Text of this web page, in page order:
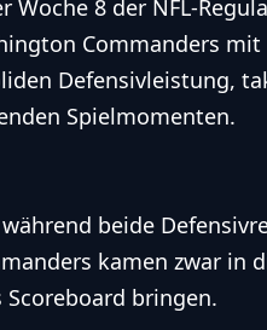
8 der NFL-
Commanders mit
Defensivleistung,
Spielmomenten.
beide
kamen zwar in
bringen.